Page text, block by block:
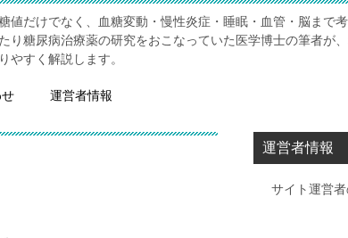
値だけでなく、血糖変動・慢性炎症・睡眠・血管・脳まで
り糖尿病治療薬の研究をおこなっていた医学博士の筆者が
やすく解説します。
運営者情報
運営者情報
サイト運営者